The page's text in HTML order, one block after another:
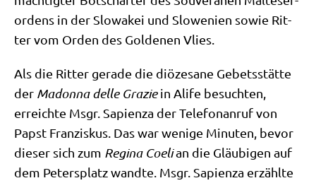
or­dens in der Slo­wa­kei und Slo­we­ni­en sowie Rit­
ter vom Orden des Gol­de­nen Vlies.
Als die Rit­ter gera­de die diö­ze­sa­ne Gebets­stät­te
der Madon­na del­le Gra­ziein Ali­fe besuch­ten,
erreich­te Msgr. Sapi­en­za der Tele­fon­an­ruf von
Papst Fran­zis­kus. Das war weni­ge Minu­ten, bevor
die­ser sich zum Regi­na Coelian die Gläu­bi­gen auf
dem Peters­platz wand­te. Msgr. Sapi­en­za erzähl­te